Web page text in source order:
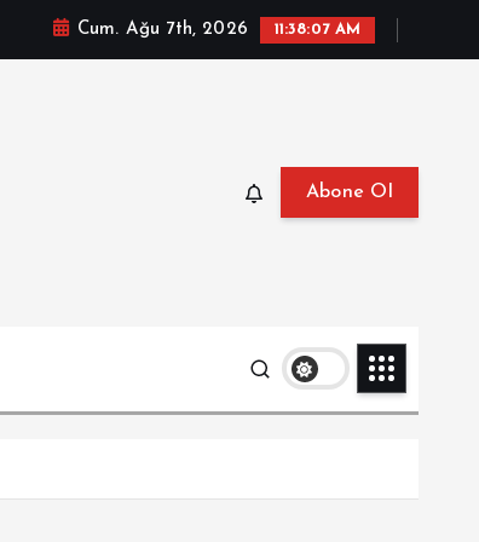
Cum. Ağu 7th, 2026 11:38:09 AM
Abone Ol